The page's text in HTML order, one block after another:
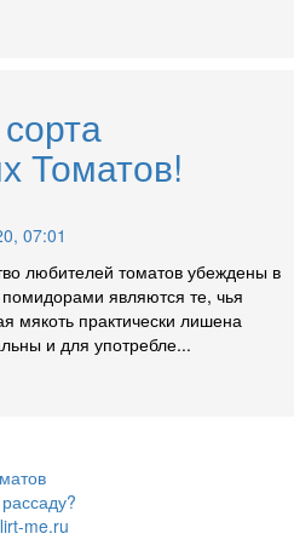
Томатов!
07:01
любителей томатов убеждены в
являются те, чья
мякоть практически лишена
и для употребле...
me.ru